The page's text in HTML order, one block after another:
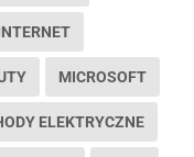
MICROSOFT
ELEKTRYCZNE